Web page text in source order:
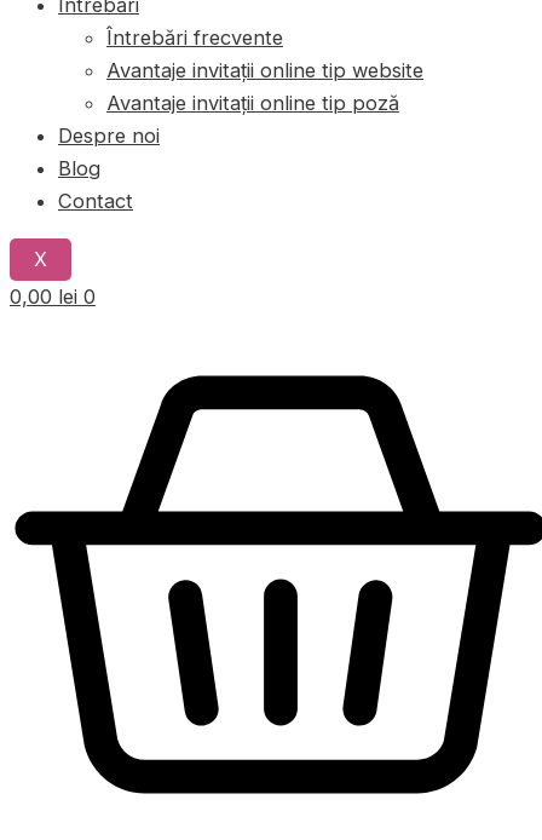
Întrebări
Întrebări frecvente
Avantaje invitații online tip website
Avantaje invitații online tip poză
Despre noi
Blog
Contact
X
0,00 lei 0